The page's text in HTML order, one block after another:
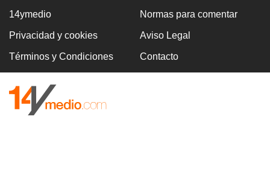
14ymedio Normas para comentar
Privacidad y cookies Aviso Legal
Términos y Condiciones Contacto